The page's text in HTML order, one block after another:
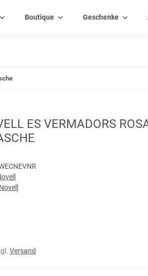
Boutique Geschenke
ES VERMADORS
Versand